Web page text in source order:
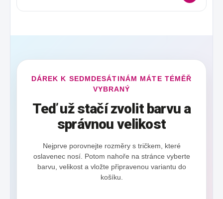
DÁREK K SEDMDESÁTINÁM MÁTE TÉMĚŘ
VYBRANÝ
Teď už stačí zvolit barvu a
správnou velikost
Nejprve porovnejte rozměry s tričkem, které
oslavenec nosí. Potom nahoře na stránce vyberte
barvu, velikost a vložte připravenou variantu do
košíku.